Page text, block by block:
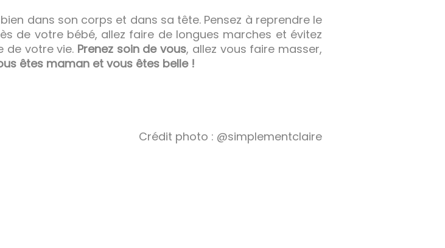
dans son corps et dans sa tête. Pensez à reprendre le
de votre bébé, allez faire de longues marches et évitez
de votre vie. Prenez soin de vous, allez vous faire masser,
êtes maman et vous êtes belle !
Crédit photo : @simplementclaire